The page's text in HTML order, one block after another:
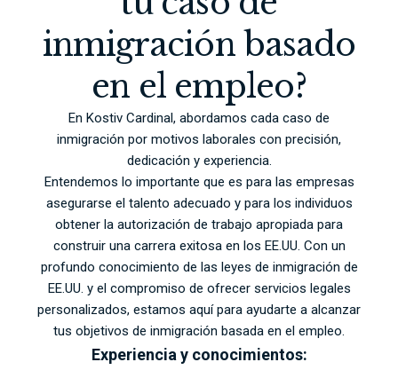
inmigración basado
en el empleo?
En Kostiv Cardinal, abordamos cada caso de
inmigración por motivos laborales con precisión,
dedicación y experiencia.
Entendemos lo importante que es para las empresas
asegurarse el talento adecuado y para los individuos
obtener la autorización de trabajo apropiada para
construir una carrera exitosa en los EE.UU. Con un
profundo conocimiento de las leyes de inmigración de
EE.UU. y el compromiso de ofrecer servicios legales
personalizados, estamos aquí para ayudarte a alcanzar
tus objetivos de inmigración basada en el empleo.
Experiencia y conocimientos: